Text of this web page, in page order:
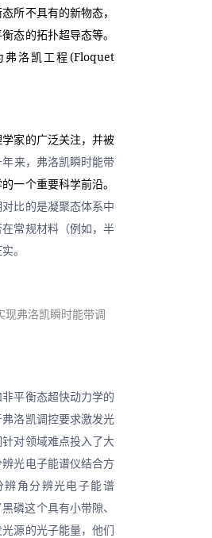
所不具有的新物态，
态的拓扑超导态等。
洛凯工程(Floquet
家的广泛关注，并被
年来，弗洛凯瞬时能带
一个重要科学前沿。
比的是凝聚态体系中
常规材料（例如，半
。
现弗洛凯瞬时能带调
平衡态超快动力学的
洛凯调控要求激发光
对领域难点投入了大
光电子能谱仪结合方
角分辨光电子能谱
磷这个具有小带隙、
源的光子能量，他们